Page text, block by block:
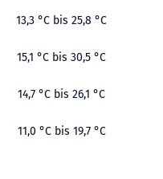
13,3 °C bis 25,8 °C
15,1 °C bis 30,5 °C
14,7 °C bis 26,1 °C
11,0 °C bis 19,7 °C